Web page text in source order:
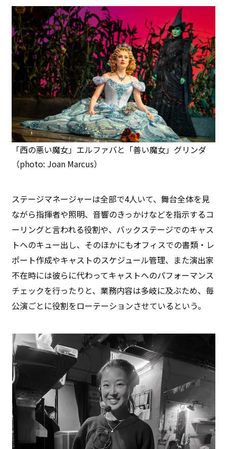
「西の悪い魔女」エルファバと「善い魔女」グリンダ
（photo: Joan Marcus）
ステージマネージャーは全部で4人いて、舞台全体を見
ながら指揮者や照明、音響のきっかけなどを指示するコ
ーリングと言われる役割や、バックステージでのキャス
トへのキュー出し、そのほかにもオフィスでの書類・レ
ポート作成やキャストのスケジュール管理、また演出家
不在時には彼らに代わってキャストへのパフォーマンス
チェックを行ったりと、業務内容は多岐に及ぶため、毎
公演ごとに役割をローテーションさせているという。